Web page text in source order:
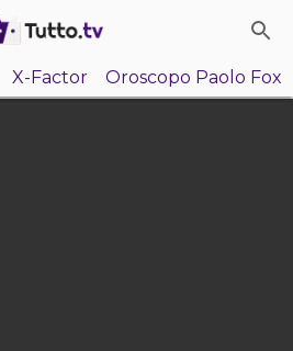
X-Factor Oroscopo Paolo Fox